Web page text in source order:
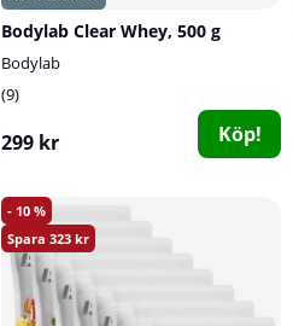
Bodylab Clear Whey, 500 g
Bodylab
9
299 kr Köp!
10
323